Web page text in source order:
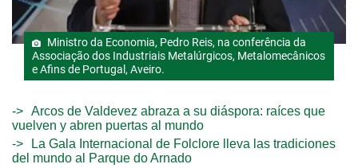
Ministro da Economia, Pedro Reis, na conferência da
Associação dos Industriais Metalúrgicos, Metalomecânicos
e Afins de Portugal, Aveiro.
Arcos de Valdevez abraza a su diáspora: raíces que
vuelven y abren puertas al mundo
La Gala Internacional de Folclore lleva las tradiciones
del mundo al Parque do Arnado